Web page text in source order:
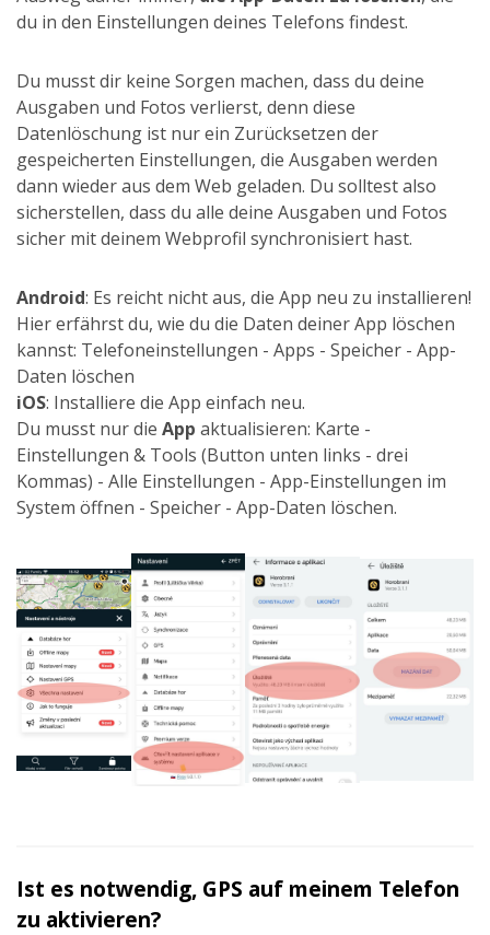
du in den Einstellungen deines Telefons findest.
Du musst dir keine Sorgen machen, dass du deine
Ausgaben und Fotos verlierst, denn diese
Datenlöschung ist nur ein Zurücksetzen der
gespeicherten Einstellungen, die Ausgaben werden
dann wieder aus dem Web geladen. Du solltest also
sicherstellen, dass du alle deine Ausgaben und Fotos
sicher mit deinem Webprofil synchronisiert hast.
Android: Es reicht nicht aus, die App neu zu installieren!
Hier erfährst du, wie du die Daten deiner App löschen
kannst: Telefoneinstellungen - Apps - Speicher - App-
Daten löschen
iOS: Installiere die App einfach neu.
Du musst nur die App aktualisieren: Karte -
Einstellungen & Tools (Button unten links - drei
Kommas) - Alle Einstellungen - App-Einstellungen im
System öffnen - Speicher - App-Daten löschen.
Ist es notwendig, GPS auf meinem Telefon
zu aktivieren?